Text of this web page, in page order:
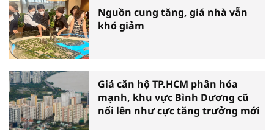
Nguồn cung tăng, giá nhà vẫn
khó giảm
Giá căn hộ TP.HCM phân hóa
mạnh, khu vực Bình Dương cũ
nổi lên như cực tăng trưởng mới